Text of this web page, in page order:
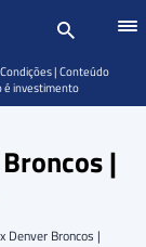
|
Denver Broncos |
| Conteúdo
é investimento